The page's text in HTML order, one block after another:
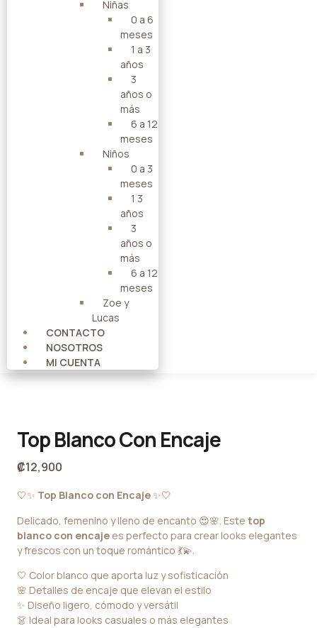
Niñas
0 a 6
meses
1 a 3
años
3
años o
más
6 a 12
meses
Niños
0 a 3
meses
1 3
años
3
años o
más
6 a 12
meses
Zoe y
Lucas
CONTACTO
NOSOTROS
MI CUENTA
Top Blanco Con Encaje
₡12,900
🤍✨ Top Blanco con Encaje✨🤍
Delicado, femenino y lleno de encanto 😍🌸. Este top
blanco con encaje es perfecto para crear looks elegantes
y frescos con un toque romántico 💃💫.
🤍 Color blanco que aporta luz y sofisticación
🌸 Detalles de encaje que elevan el estilo
✨ Diseño ligero, cómodo y versátil
👗 Ideal para looks casuales o más elegantes